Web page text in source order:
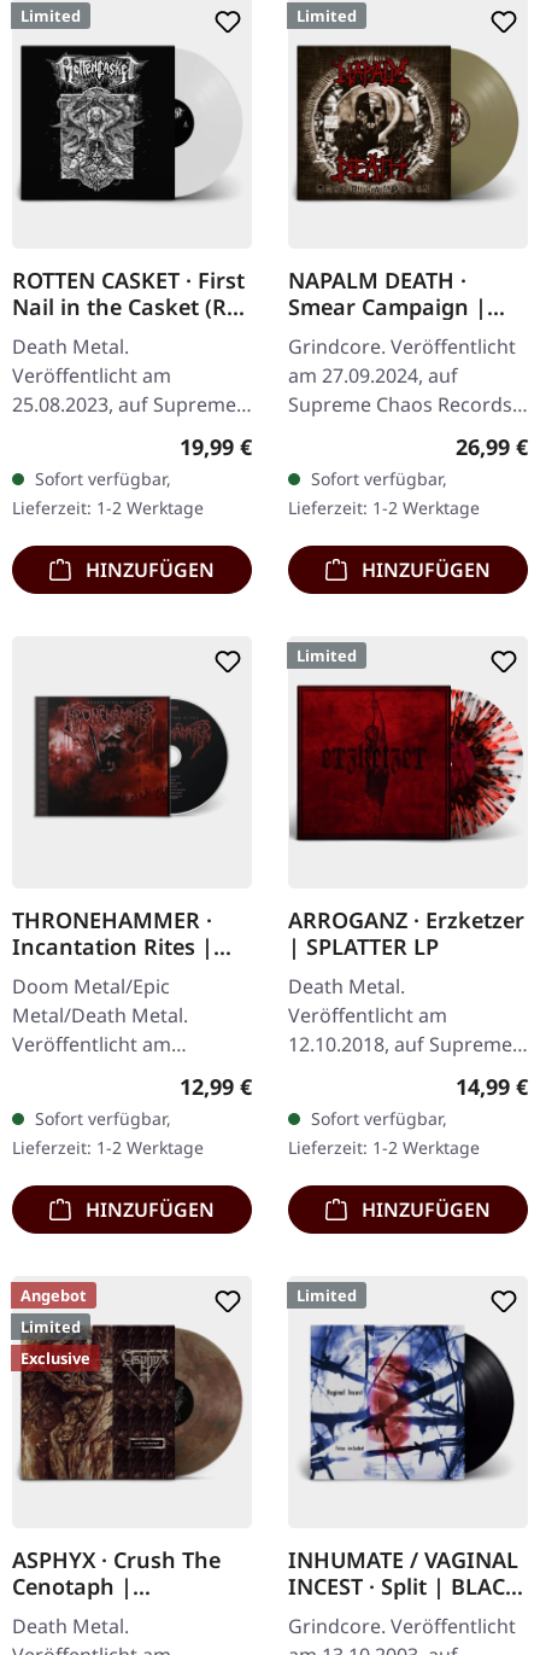
Limited
ROTTEN CASKET · First
Nail in the Casket (Re-
Release) | WHITE LP
Death Metal.
Veröffentlicht am
25.08.2023, auf Supreme
Chaos Records. Re-
Release auf weißem Vinyl,
limitiert auf 100
handnummerierte
Exemplare.…
Regulärer Preis:
19,99 €
Sofort verfügbar,
Lieferzeit: 1-2 Werktage
HINZUFÜGEN
Limited
NAPALM DEATH ·
Smear Campaign |
GOLDEN LP
Grindcore. Veröffentlicht
am 27.09.2024, auf
Supreme Chaos Records.
Goldenes Vinyl mit Insert
und schwerem Cover,
limitiert auf 200
Exemplare. ·…
26,99 €
Sofort verfügbar,
Lieferzeit: 1-2 Werktage
HINZUFÜGEN
THRONEHAMMER ·
Incantation Rites |
JEWELCASE CD
Doom Metal/Epic
Metal/Death Metal.
Veröffentlicht am
15.03.2024, auf Supreme
Chaos Records. Neue
Version als CD im
Jewelcase mit 8-seitigem
Booklet.…
Regulärer Preis:
12,99 €
Sofort verfügbar,
Lieferzeit: 1-2 Werktage
HINZUFÜGEN
Limited
ARROGANZ · Erzketzer
| SPLATTER LP
Death Metal.
Veröffentlicht am
12.10.2018, auf Supreme
Transparentes Vinyl mit
roten und schwarzen
Splattern limitiert auf nur
200…
14,99 €
Sofort verfügbar,
Lieferzeit: 1-2 Werktage
HINZUFÜGEN
Angebot
Limited
Exclusive
ASPHYX · Crush The
Cenotaph |
CLEAR/BLACK/RED LP
Death Metal.
Limited
INHUMATE / VAGINAL
INCEST · Split | BLACK
7" EP
Grindcore. Veröffentlicht